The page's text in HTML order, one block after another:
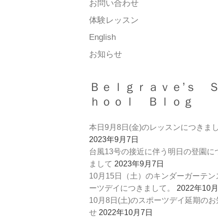
お問い合わせ
体験レッスン
English
お知らせ
Ｂｅｌｇｒａｖｅ’ｓ
ｈｏｏｌ Ｂｌｏｇ
本日9月8日(金)のレッスンにつきま
2023年9月7日
台風13号の接近に伴う明日の登園に
まして 2023年9月7日
10月15日（土）のキンダーガーテン
ーツデイにつきまして。
2022年10
10月8日(土)のスポーツデイ延期のお
せ 2022年10月7日